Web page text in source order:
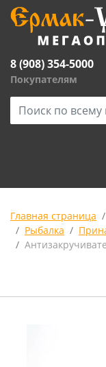
8 (908) 354-5000
Покупателям
Главная страница
Рыбалка